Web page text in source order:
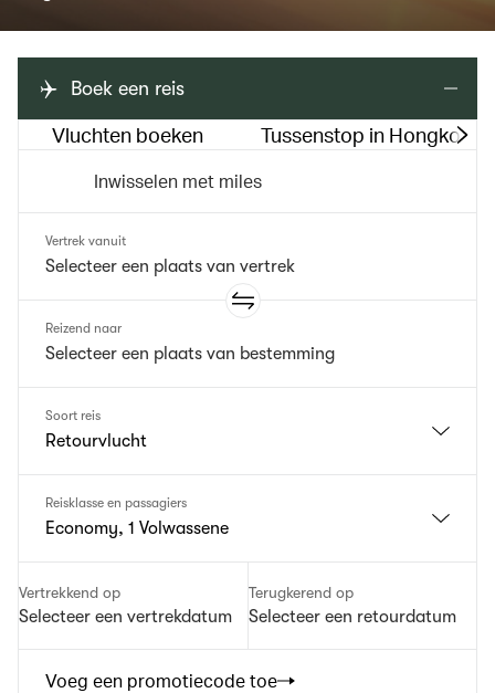
Boek een reis
Vluchten boeken Tussenstop in Hongkong
Inwisselen met miles
Vertrek vanuit
Reizend naar
Soort reis
Retourvlucht
Reisklasse en passagiers
Economy, 1 Volwassene
Vertrekkend op
Selecteer een vertrekdatum
Terugkerend op
Selecteer een retourdatum
Voeg een promotiecode toe